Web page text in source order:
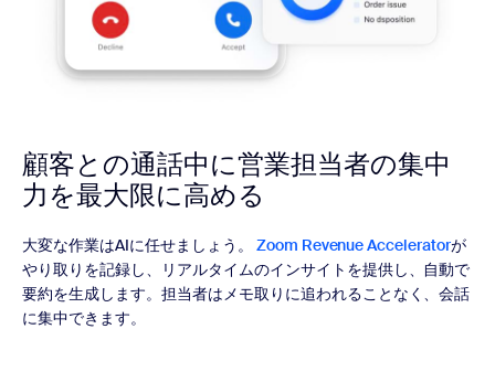
顧客との通話中に営業担当者の集中
力を最大限に高める
大変な作業はAIに任せましょう。 Zoom Revenue Acceleratorが
やり取りを記録し、リアルタイムのインサイトを提供し、自動で
要約を生成します。担当者はメモ取りに追われることなく、会話
に集中できます。